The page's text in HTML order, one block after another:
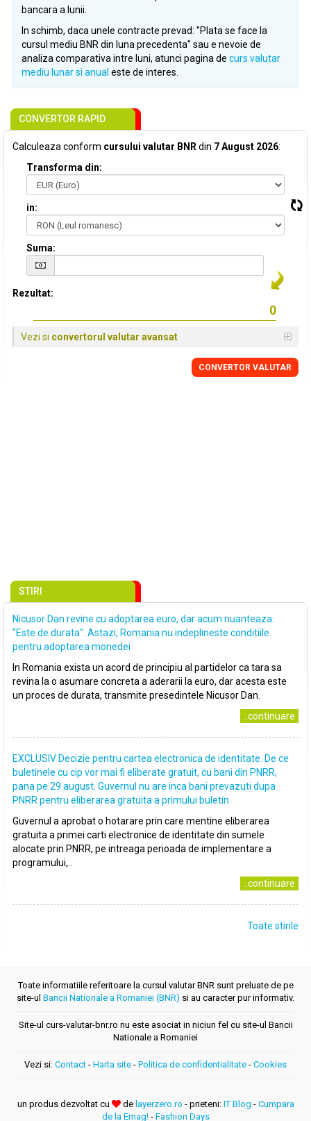
bancara a lunii.
In schimb, daca unele contracte prevad: "Plata se face la
cursul mediu BNR din luna precedenta" sau e nevoie de
analiza comparativa intre luni, atunci pagina de curs valutar
mediu lunar si anual este de interes.
CONVERTOR RAPID
Calculeaza conform cursului valutar BNR din 7 August 2026:
Transforma din:
in:
Suma:
Rezultat:
Vezi si convertorul valutar avansat
CONVERTOR VALUTAR
STIRI
Nicusor Dan revine cu adoptarea euro, dar acum nuanteaza:
"Este de durata". Astazi, Romania nu indeplineste conditiile
pentru adoptarea monedei
In Romania exista un acord de principiu al partidelor ca tara sa
revina la o asumare concreta a aderarii la euro, dar acesta este
un proces de durata, transmite presedintele Nicusor Dan.
..continuare
EXCLUSIV Decizie pentru cartea electronica de identitate. De ce
buletinele cu cip vor mai fi eliberate gratuit, cu bani din PNRR,
pana pe 29 august. Guvernul nu are inca bani prevazuti dupa
PNRR pentru eliberarea gratuita a primului buletin
Guvernul a aprobat o hotarare prin care mentine eliberarea
gratuita a primei carti electronice de identitate din sumele
alocate prin PNRR, pe intreaga perioada de implementare a
programului,..
..continuare
Toate stirile
Toate informatiile referitoare la cursul valutar BNR sunt preluate de pe
site-ul Bancii Nationale a Romaniei (BNR) si au caracter pur informativ.
Site-ul curs-valutar-bnr.ro nu este asociat in niciun fel cu site-ul Bancii
Nationale a Romaniei
Vezi si: Contact - Harta site - Politica de confidentialitate - Cookies
un produs dezvoltat cu de layerzero.ro - prieteni: IT Blog - Cumpara
de la Emag!- Fashion Days